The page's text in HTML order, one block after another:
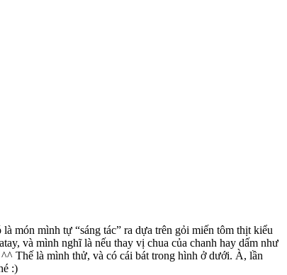
món mình tự “sáng tác” ra dựa trên gỏi miến tôm thịt kiểu
và mình nghĩ là nếu thay vị chua của chanh hay dấm như
Thế là mình thử, và có cái bát trong hình ở dưới. À, lần
:)